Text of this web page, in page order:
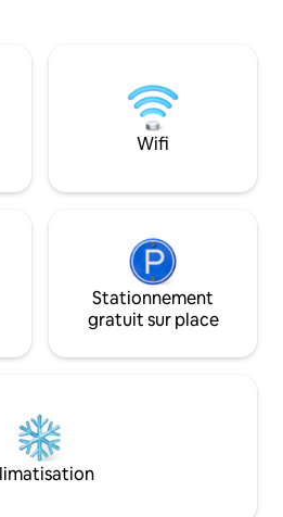
espace de
connexion
Apple TV
à vous
Vary, à
célèbre
cafés, des
locales,
après avoir
donne une
à n'importe
est toujours
un plaisir de
être fait dans les
Offre
personnes PETIT
sur Airbnb Stráž
Wifi
Stationnement
gratuit sur place